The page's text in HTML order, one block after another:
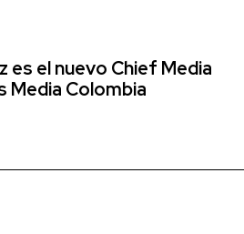
es el nuevo Chief Media
Media Colombia